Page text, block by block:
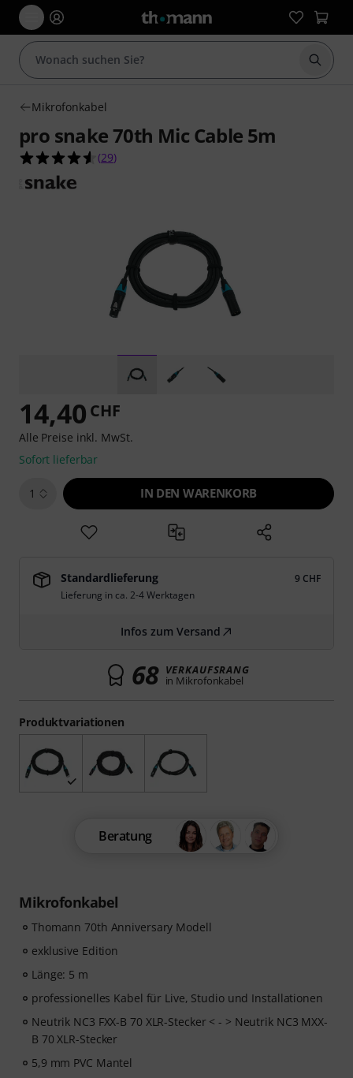
Suche
Mikrofonkabel
pro snake 70th Mic Cable 5m
4.6 von 5 Sternen aus 29 Kundenbewertungen
(29)
Mikrofonkabel
Thomann 70th Anniversary Modell
exklusive Edition
Länge: 5 m
professionelles Kabel für Live, Studio und Installationen
Neutrik NC3 FXX-B 70 XLR-Stecker < - > Neutrik NC3 MXX-
B 70 XLR-Stecker
5,9 mm PVC Mantel
Produktvariationen
14,40 CHF
Alle Preise inkl. MwSt.
Sofort lieferbar
1 IN DEN WARENKORB
Standardlieferung
9 CHF
Lieferung in ca. 2-4 Werktagen
Infos zum Versand
68 VERKAUFSRANG
in Mikrofonkabel
Beratung